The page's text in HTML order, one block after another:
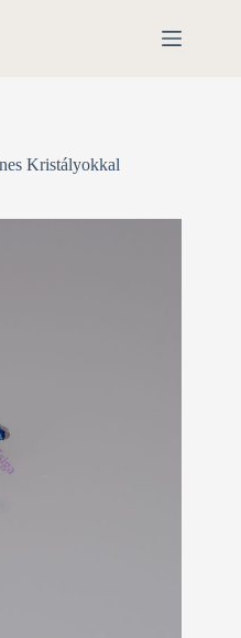
Kristályokkal